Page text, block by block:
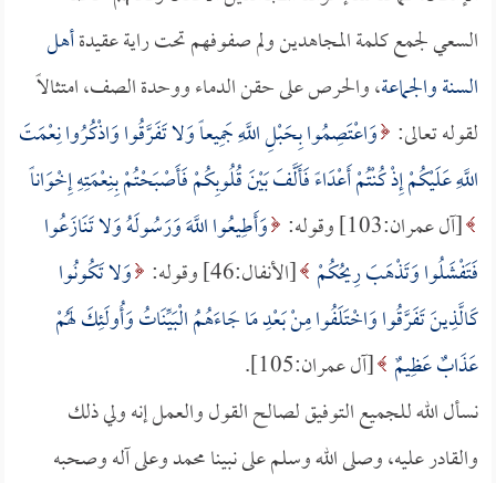
السعي لجمع كلمة المجاهدين ولم صفوفهم تحت راية عقيدةأهل
السنة والجماعة، والحرص على حقن الدماء ووحدة الصف، امتثالاً
لقوله تعالى: وَاعْتَصِمُوا بِحَبْلِ اللَّهِ جَمِيعاً وَلا تَفَرَّقُوا وَاذْكُرُوا نِعْمَتَ
اللَّهِ عَلَيْكُمْ إِذْ كُنْتُمْ أَعْدَاءً فَأَلَّفَ بَيْنَ قُلُوبِكُمْ فَأَصْبَحْتُمْ بِنِعْمَتِهِ إِخْوَاناً
[آل عمران:103] وقوله:
وَأَطِيعُوا اللَّهَ وَرَسُولَهُ وَلا تَنَازَعُوا
فَتَفْشَلُوا وَتَذْهَبَ رِيحُكُمْ [الأنفال:46] وقوله:
وَلا تَكُونُوا
كَالَّذِينَ تَفَرَّقُوا وَاخْتَلَفُوا مِنْ بَعْدِ مَا جَاءَهُمُ الْبَيِّنَاتُ وَأُولَئِكَ لَهُمْ
عَذَابٌ عَظِيمٌ [آل عمران:105].
نسأل الله للجميع التوفيق لصالح القول والعمل إنه ولي ذلك
والقادر عليه، وصلى الله وسلم على نبينا محمد وعلى آله وصحبه